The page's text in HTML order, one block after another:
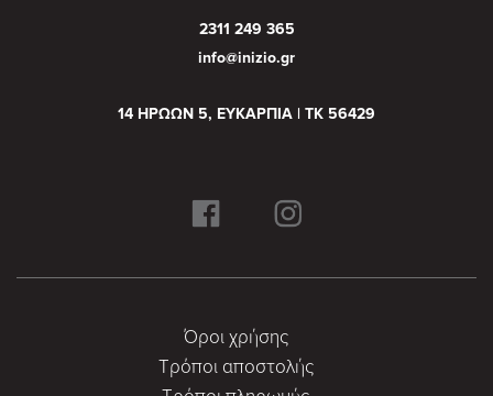
2311 249 365
info@inizio.gr
14 ΗΡΩΩΝ 5, ΕΥΚΑΡΠΙΑ | ΤΚ 56429
Όροι χρήσης
Τρόποι αποστολής